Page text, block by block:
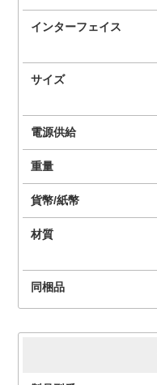
インターフェイス
サイズ
電源供給
重量
貨幣/紙幣
材質
同梱品